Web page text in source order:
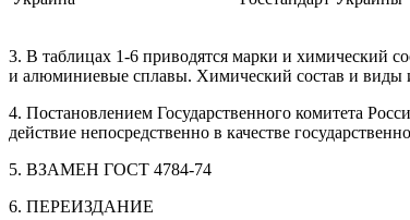
3. В таблицах 1-6 приводятся марки и химический
и алюминиевые сплавы. Химический состав и виды
4. Постановлением Государственного комитета
действие непосредственно в качестве
5. ВЗАМЕН ГОСТ 4784-74
6. ПЕРЕИЗДАНИЕ